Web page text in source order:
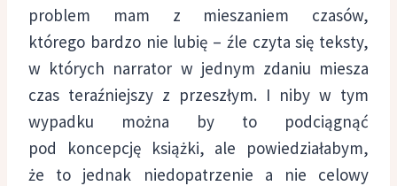
problem mam z mieszaniem czasów,
którego bardzo nie lubię – źle czyta się teksty,
w których narrator w jednym zdaniu miesza
czas teraźniejszy z przeszłym. I niby w tym
wypadku można by to podciągnąć
pod koncepcję książki, ale powiedziałabym,
że to jednak niedopatrzenie a nie celowy